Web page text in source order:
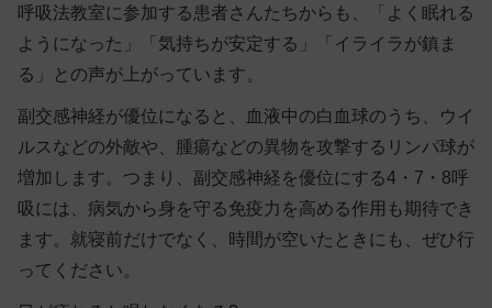
呼吸法教室に参加する患者さんたちからも、「よく眠れる
ようになった」「気持ちが安定する」「イライラが鎮ま
る」との声が上がっています。
副交感神経が優位になると、血液中の白血球のうち、ウイ
ルスなどの外敵や、腫瘍などの異物を攻撃するリンパ球が
増加します。つまり、副交感神経を優位にする4・7・8呼
吸には、病気から身を守る免疫力を高める作用も期待でき
ます。就寝前だけでなく、時間が空いたときにも、ぜひ行
ってください。